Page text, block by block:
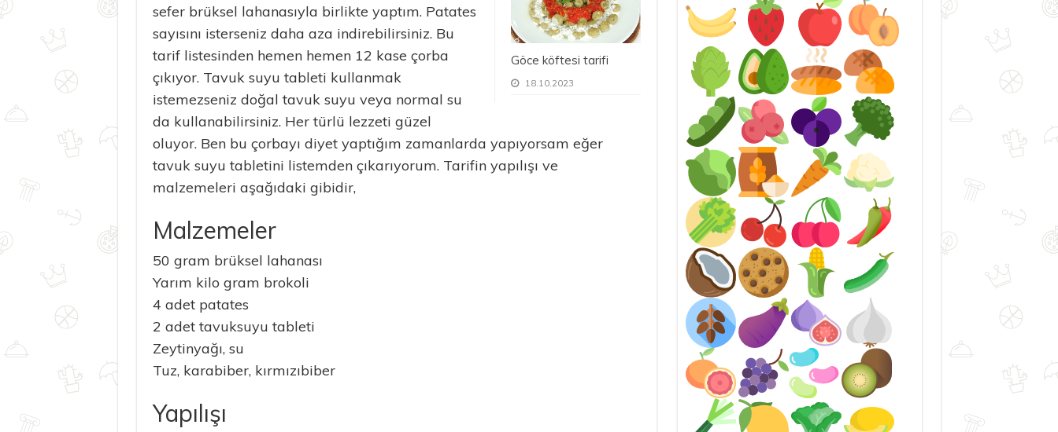
Göce köftesi tarifi
18.10.2023
sefer brüksel lahanasıyla birlikte yaptım. Patates
sayısını isterseniz daha aza indirebilirsiniz. Bu
tarif listesinden hemen hemen 12 kase çorba
çıkıyor. Tavuk suyu tableti kullanmak
istemezseniz doğal tavuk suyu veya normal su
da kullanabilirsiniz. Her türlü lezzeti güzel
oluyor. Ben bu çorbayı diyet yaptığım zamanlarda yapıyorsam eğer
tavuk suyu tabletini listemden çıkarıyorum. Tarifin yapılışı ve
malzemeleri aşağıdaki gibidir,
Malzemeler
50 gram brüksel lahanası
Yarım kilo gram brokoli
4 adet patates
2 adet tavuksuyu tableti
Zeytinyağı, su
Tuz, karabiber, kırmızıbiber
Yapılışı